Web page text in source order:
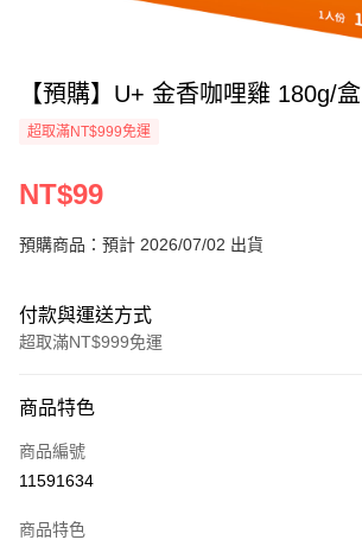
【預購】U+ 金香咖哩雞 180g/盒
超取滿NT$999免運
NT$99
預購商品：預計 2026/07/02 出貨
付款與運送方式
超取滿NT$999免運
信用卡一次付款
超商取貨付款
商品特色
商品編號
11591634
商品特色